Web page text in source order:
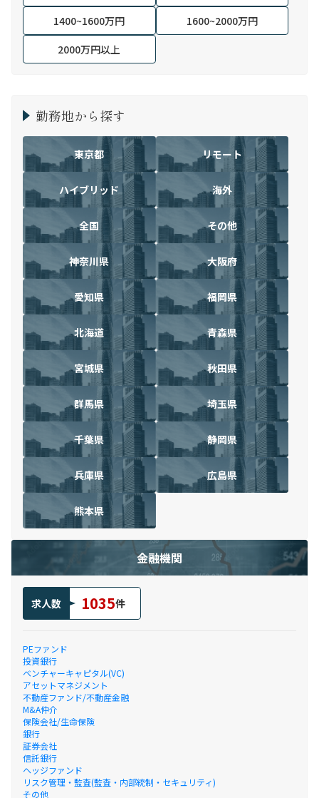
1400~1600万円
1600~2000万円
2000万円以上
勤務地から探す
東京都 リモート
ハイブリッド 海外
全国 その他
神奈川県 大阪府
愛知県 福岡県
北海道 青森県
宮城県 秋田県
群馬県 埼玉県
千葉県 静岡県
兵庫県 広島県
熊本県
金融機関
求人数 1035件
PEファンド
投資銀行
ベンチャーキャピタル(VC)
アセットマネジメント
不動産ファンド/不動産金融
M&A仲介
保険会社/生命保険
銀行
証券会社
信託銀行
ヘッジファンド
リスク管理・監査(監査・内部統制・セキュリティ)
その他